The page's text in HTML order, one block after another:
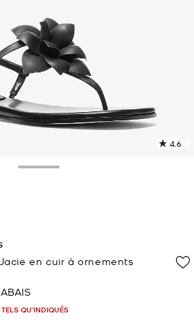
4.6
en cuir à ornements
QU'INDIQUÉS